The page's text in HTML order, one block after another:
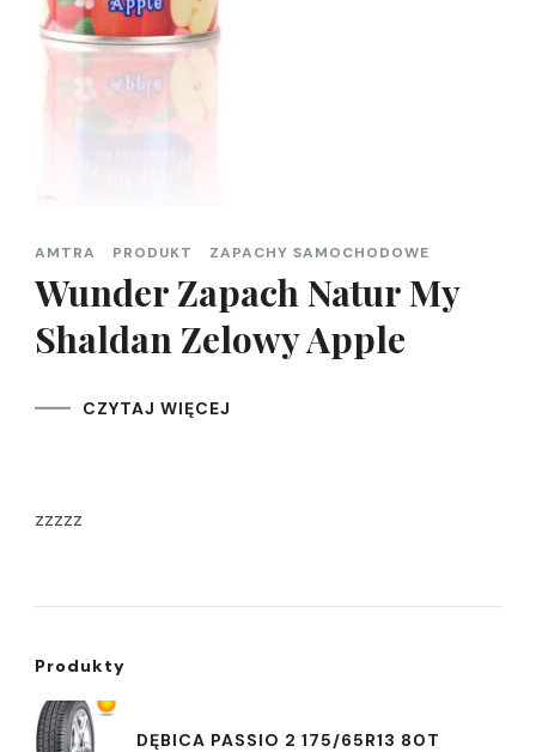
AMTRA PRODUKT ZAPACHY SAMOCHODOWE
Wunder Zapach Natur My
Shaldan Zelowy Apple
CZYTAJ WIĘCEJ
zzzzz
Produkty
DĘBICA PASSIO 2 175/65R13 80T